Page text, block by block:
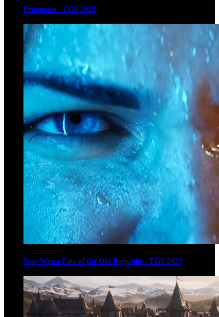
Pragmata - TGS 2025
Star Wars: Fate of the Old Republic - TGS 2025